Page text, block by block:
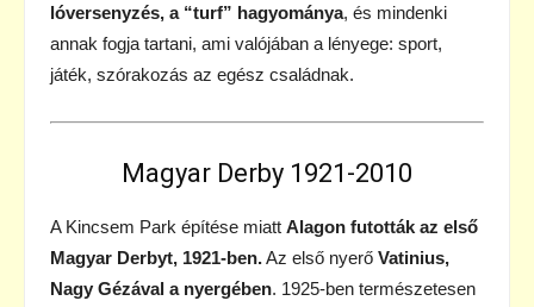
lóversenyzés, a “turf” hagyománya, és mindenki
annak fogja tartani, ami valójában a lényege: sport,
játék, szórakozás az egész családnak.
Magyar Derby 1921-2010
A Kincsem Park építése miatt Alagon futották az első
Magyar Derbyt, 1921-ben.Az első nyerő Vatinius,
Nagy Gézával a nyergében. 1925-ben természetesen